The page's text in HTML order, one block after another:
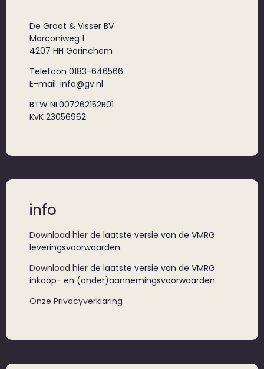
De Groot & Visser BV
Marconiweg 1
4207 HH Gorinchem
Telefoon 0183-646566
E-mail: info@gv.nl
BTW NL007262152B01
KvK 23056962
info
Download hier de laatste versie van de VMRG
leveringsvoorwaarden.
Download hier de laatste versie van de VMRG
inkoop- en (onder)aannemingsvoorwaarden.
Onze Privacyverklaring